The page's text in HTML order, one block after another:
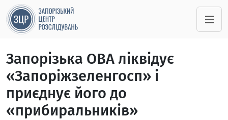
Запорізька ОВА ліквідує
«Запоріжзеленгосп» і
приєднує його до
«прибиральників»